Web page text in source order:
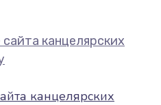
канцелярских